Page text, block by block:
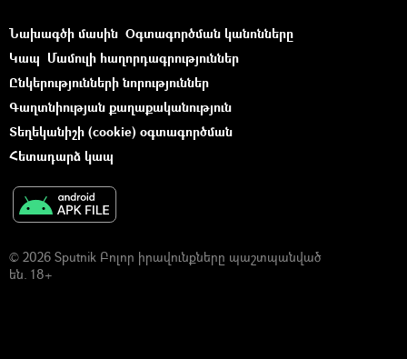
Նախագծի մասին Օգտագործման կանոնները
Կապ Մամուլի հաղորդագրություններ
Ընկերությունների նորություններ
Գաղտնիության քաղաքականություն
Տեղեկանիշի (cookie) օգտագործման
Հետադարձ կապ
© 2026 Sputnik Բոլոր իրավունքները պաշտպանված
են. 18+